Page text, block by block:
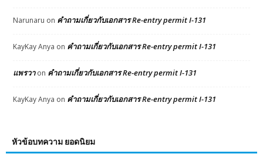
Narunaru on คำถามเกี่ยวกับเอกสาร Re-entry permit I-131
KayKay Anya on คำถามเกี่ยวกับเอกสาร Re-entry permit I-131
แพรวาon คำถามเกี่ยวกับเอกสาร Re-entry permit I-131
KayKay Anya on คำถามเกี่ยวกับเอกสาร Re-entry permit I-131
หัวข้อบทความ ยอดนิยม